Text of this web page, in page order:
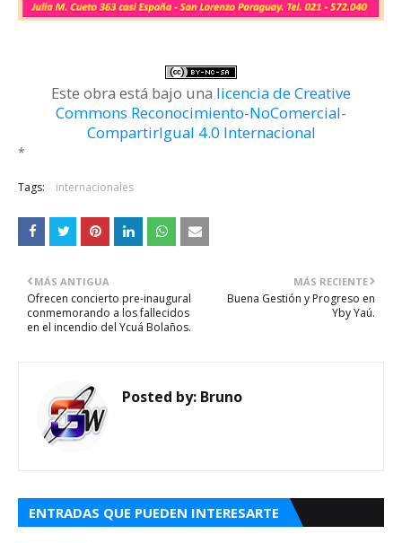
Este obra está bajo una licencia de Creative
Commons Reconocimiento-NoComercial-
CompartirIgual 4.0 Internacional
*
Tags: internacionales
MÁS RECIENTE
Buena Gestión y Progreso en
Yby Yaú.
MÁS ANTIGUA
Ofrecen concierto pre-inaugural
conmemorando a los fallecidos
en el incendio del Ycuá Bolaños.
Posted by: Bruno
ENTRADAS QUE PUEDEN INTERESARTE